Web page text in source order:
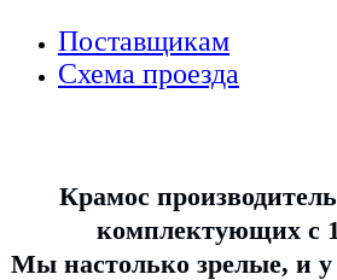
Поставщикам
Схема проезда
Крамос
комплектующих с
Мы настолько зрелые, и у